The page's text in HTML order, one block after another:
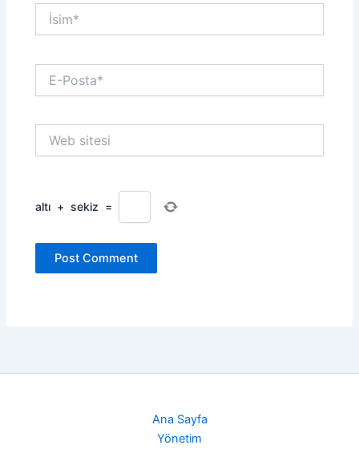
İsim*
Posta*
sitesi
altı + sekiz =
Ana Sayfa
Yönetim